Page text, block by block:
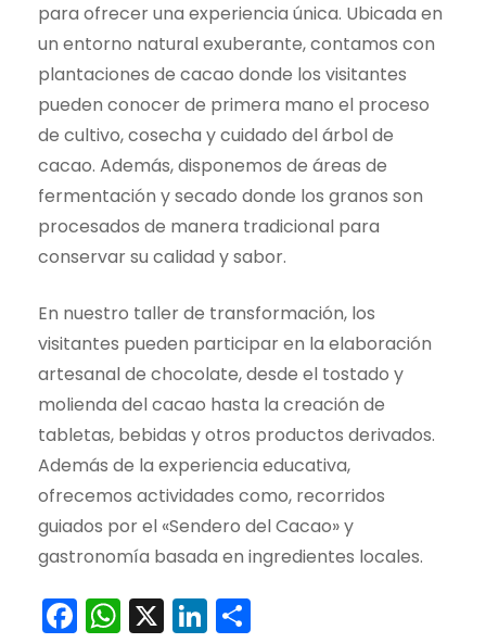
para ofrecer una experiencia única. Ubicada en
un entorno natural exuberante, contamos con
plantaciones de cacao donde los visitantes
pueden conocer de primera mano el proceso
de cultivo, cosecha y cuidado del árbol de
cacao. Además, disponemos de áreas de
fermentación y secado donde los granos son
procesados de manera tradicional para
conservar su calidad y sabor.
En nuestro taller de transformación, los
visitantes pueden participar en la elaboración
artesanal de chocolate, desde el tostado y
molienda del cacao hasta la creación de
tabletas, bebidas y otros productos derivados.
Además de la experiencia educativa,
ofrecemos actividades como, recorridos
guiados por el «Sendero del Cacao» y
gastronomía basada en ingredientes locales.
Facebook
WhatsApp
X LinkedIn